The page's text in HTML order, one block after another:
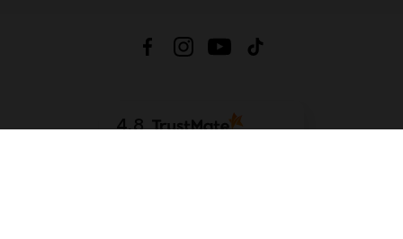
4.8